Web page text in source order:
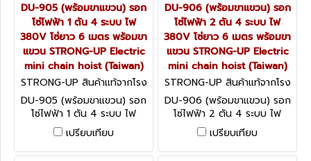
DU-905 (พร้อมขาแขวน) รอก
โซ่ไฟฟ้า 1 ตัน 4 ระบบ ไฟ
380V โซ่ยาว 6 เมตร พร้อมขา
แขวน STRONG-UP Electric
mini chain hoist (Taiwan)
STRONG-UP สินค้าแท้จากโรง
งานผู้ผลิต DU-905 (พร้อมขาแ
ขวน)
DU-905 (พร้อมขาแขวน) รอก
โซ่ไฟฟ้า 1 ตัน 4 ระบบ ไฟ
380V โซ่ยาว 6 เมตร พร้อมขา
แขวน STRONG-UP Electric
mini chain hoist (Taiwan)
เปรียบเทียบ
DU-906 (พร้อมขาแขวน) รอก
โซ่ไฟฟ้า 2 ตัน 4 ระบบ ไฟ
380V โซ่ยาว 6 เมตร พร้อมขา
แขวน STRONG-UP Electric
mini chain hoist (Taiwan)
STRONG-UP สินค้าแท้จากโรง
งานผู้ผลิต DU-906 (พร้อมขาแ
ขวน)
DU-906 (พร้อมขาแขวน) รอก
โซ่ไฟฟ้า 2 ตัน 4 ระบบ ไฟ
380V โซ่ยาว 6 เมตร พร้อมขา
แขวน STRONG-UP Electric
mini chain hoist (Taiwan)
เปรียบเทียบ